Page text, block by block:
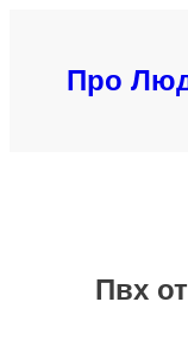
содержимому
Про
Пвх